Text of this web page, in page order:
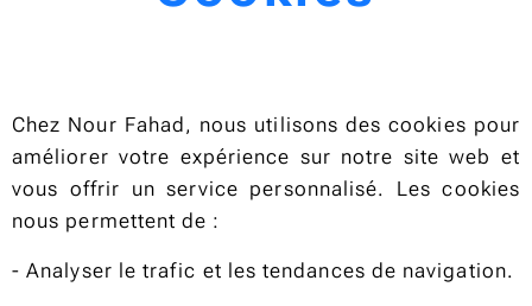
Chez Nour Fahad, nous utilisons des cookies pour
améliorer votre expérience sur notre site web et
vous offrir un service personnalisé. Les cookies
nous permettent de :
- Analyser le trafic et les tendances de navigation.